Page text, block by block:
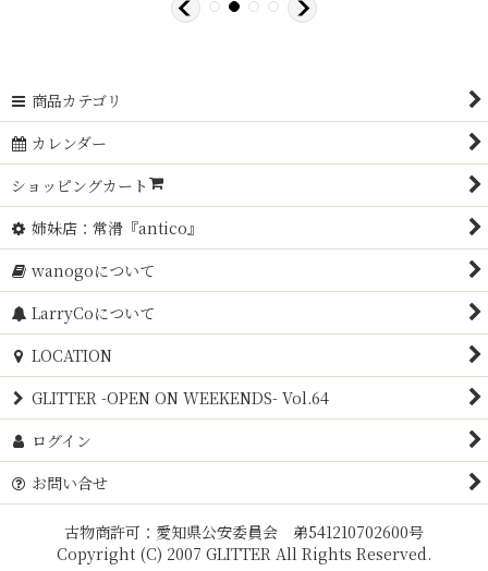
商品カテゴリ
カレンダー
ショッピングカート
姉妹店：常滑『antico』
wanogoについて
LarryCoについて
LOCATION
GLITTER -OPEN ON WEEKENDS- Vol.64
ログイン
お問い合せ
古物商許可：愛知県公安委員会 弟541210702600号
Copyright (C) 2007 GLITTER All Rights Reserved.